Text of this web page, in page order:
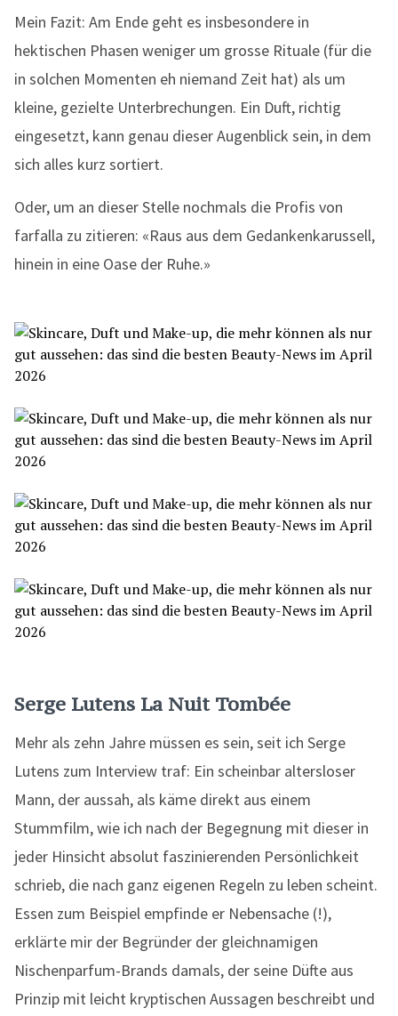
Mein Fazit: Am Ende geht es insbesondere in
hektischen Phasen weniger um grosse Rituale (für die
in solchen Momenten eh niemand Zeit hat) als um
kleine, gezielte Unterbrechungen. Ein Duft, richtig
eingesetzt, kann genau dieser Augenblick sein, in dem
sich alles kurz sortiert.
Oder, um an dieser Stelle nochmals die Profis von
farfalla zu zitieren: «Raus aus dem Gedankenkarussell,
hinein in eine Oase der Ruhe.»
Serge Lutens La Nuit Tombée
Mehr als zehn Jahre müssen es sein, seit ich Serge
Lutens zum Interview traf: Ein scheinbar altersloser
Mann, der aussah, als käme direkt aus einem
Stummfilm, wie ich nach der Begegnung mit dieser in
jeder Hinsicht absolut faszinierenden Persönlichkeit
schrieb, die nach ganz eigenen Regeln zu leben scheint.
Essen zum Beispiel empfinde er Nebensache (!),
erklärte mir der Begründer der gleichnamigen
Nischenparfum-Brands damals, der seine Düfte aus
Prinzip mit leicht kryptischen Aussagen beschreibt und